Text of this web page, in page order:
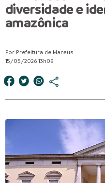
diversidade e
amazônica
Por Prefeitura de Manaus
15/05/2026 13h09